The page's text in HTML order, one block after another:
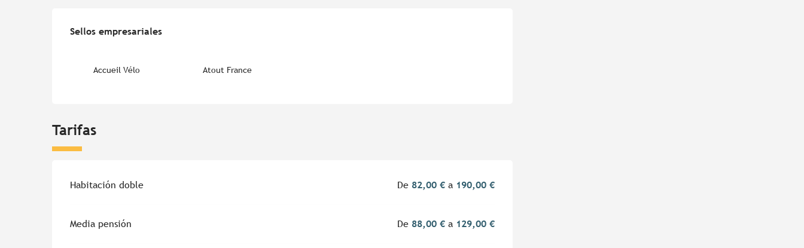
Sellos empresariales
Sellos empresariales
Accueil Vélo Atout France
Tarifas
Habitación doble De 82,00 € a 190,00 €
Media pensión De 88,00 € a 129,00 €